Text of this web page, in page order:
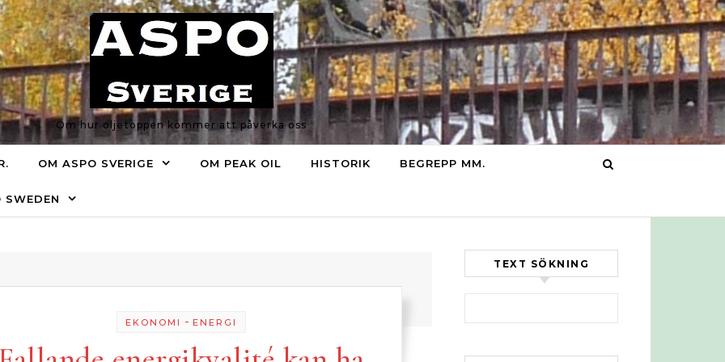
Om hur oljetoppen kommer att påverka oss
OM ASPO SVERIGE OM PEAK OIL HISTORIK BEGREPP MM.
EKONOMI - ENERGI
TEXT SÖKNING